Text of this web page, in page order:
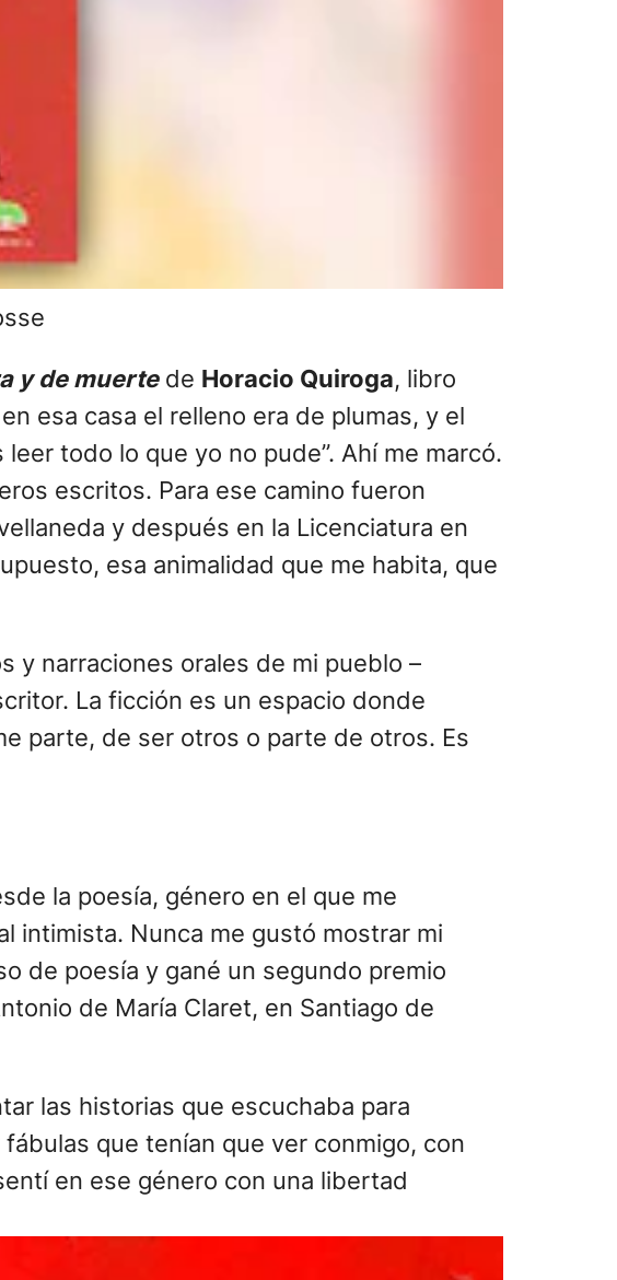
y de muertede Horacio Quiroga, libro
esa casa el relleno era de plumas, y el
todo lo que yo no pude”. Ahí me marcó.
escritos. Para ese camino fueron
y después en la Licenciatura en
esa animalidad que me habita, que
y narraciones orales de mi pueblo –
La ficción es un espacio donde
parte, de ser otros o parte de otros. Es
la poesía, género en el que me
intimista. Nunca me gustó mostrar mi
de poesía y gané un segundo premio
de María Claret, en Santiago de
las historias que escuchaba para
que tenían que ver conmigo, con
en ese género con una libertad